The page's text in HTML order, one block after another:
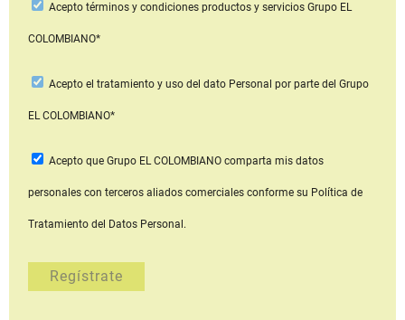
Aceptotérminos y condiciones productos y serviciosGrupo EL
COLOMBIANO*
Acepto el tratamiento y uso del dato Personal por parte del Grupo
EL COLOMBIANO*
Acepto que Grupo EL COLOMBIANOcomparta mis datos
personales con terceros aliados comerciales conforme su Política de
Tratamiento del Datos Personal.